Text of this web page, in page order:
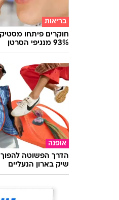
בריאות
חוקרים פיתחו
93% מנגיפי הסרטן
אופנה
הדרך הפשוטה
שיק בארון הנעליים